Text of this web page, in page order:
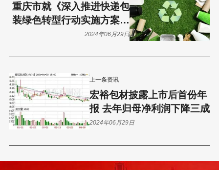
上一条资讯
宏裕包材披露上市后首份年
报 去年归母净利润下降三成
2024年06月29日
重庆市就《深入推进快递包
装绿色转型行动实施方案》
征求意见
2024年06月29日